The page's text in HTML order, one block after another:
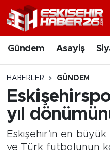
Gündem Asayiş
HABERLER GÜNDEM
yıl
Eskişehir’in en
ve Türk futbolunun
Gündem
Asayiş
Siyaset
Spor
Sağlık
Nöbetçi Eczaneler
Hava Durumu
Trafik Durumu
Süper Lig Puan
Tüm Manşetler